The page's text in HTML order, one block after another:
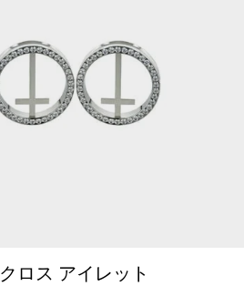
クロス アイレット